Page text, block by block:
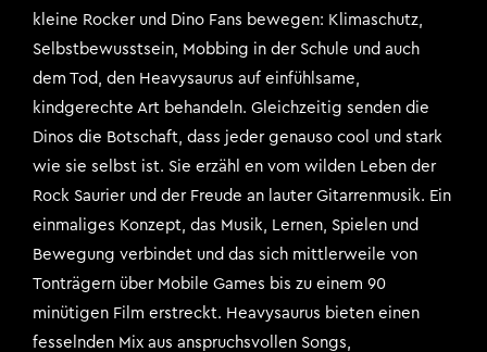
kleine Rocker und Dino Fans bewegen: Klimaschutz,
Selbstbewusstsein, Mobbing in der Schule und auch
dem Tod, den Heavysaurus auf einfühlsame,
kindgerechte Art behandeln. Gleichzeitig senden die
Dinos die Botschaft, dass jeder genauso cool und stark
wie sie selbst ist. Sie erzähl en vom wilden Leben der
Rock Saurier und der Freude an lauter Gitarrenmusik. Ein
einmaliges Konzept, das Musik, Lernen, Spielen und
Bewegung verbindet und das sich mittlerweile von
Tonträgern über Mobile Games bis zu einem 90
minütigen Film erstreckt. Heavysaurus bieten einen
fesselnden Mix aus anspruchsvollen Songs,